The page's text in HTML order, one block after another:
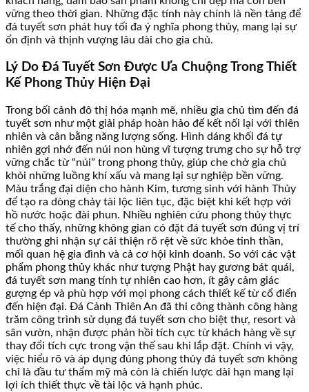
vững theo thời gian. Những đặc tính này chính là nền tảng để
đá tuyết sơn phát huy tối đa ý nghĩa phong thủy, mang lại sự
ổn định và thịnh vượng lâu dài cho gia chủ.
Lý Do Đá Tuyết Sơn Được Ưa Chuộng Trong Thiết
Kế Phong Thủy Hiện Đại
Trong bối cảnh đô thị hóa mạnh mẽ, nhiều gia chủ tìm đến đá
tuyết sơn như một giải pháp hoàn hảo để kết nối lại với thiên
nhiên và cân bằng năng lượng sống. Hình dáng khối đá tự
nhiên gợi nhớ đến núi non hùng vĩ tượng trưng cho sự hỗ trợ
vững chắc từ “núi” trong phong thủy, giúp che chở gia chủ
khỏi những luồng khí xấu và mang lại sự nghiệp bền vững.
Màu trắng đại diện cho hành Kim, tương sinh với hành Thủy
để tạo ra dòng chảy tài lộc liên tục, đặc biệt khi kết hợp với
hồ nước hoặc đài phun. Nhiều nghiên cứu phong thủy thực
tế cho thấy, những không gian có đặt đá tuyết sơn đúng vị trí
thường ghi nhận sự cải thiện rõ rệt về sức khỏe tinh thần,
mối quan hệ gia đình và cả cơ hội kinh doanh. So với các vật
phẩm phong thủy khác như tượng Phật hay gương bát quái,
đá tuyết sơn mang tính tự nhiên cao hơn, ít gây cảm giác
gượng ép và phù hợp với mọi phong cách thiết kế từ cổ điển
đến hiện đại. Đá Cảnh Thiên An đã thi công thành công hàng
trăm công trình sử dụng đá tuyết sơn cho biệt thự, resort và
sân vườn, nhận được phản hồi tích cực từ khách hàng về sự
thay đổi tích cực trong vận thế sau khi lắp đặt. Chính vì vậy,
việc hiểu rõ và áp dụng đúng phong thủy đá tuyết sơn không
chỉ là đầu tư thẩm mỹ mà còn là chiến lược dài hạn mang lại
lợi ích thiết thực về tài lộc và hạnh phúc.